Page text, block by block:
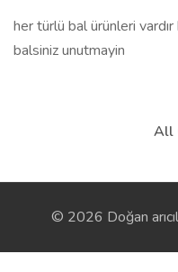
her türlü bal ürünleri
balsiniz unutmayin
All
© 2026 Doğan